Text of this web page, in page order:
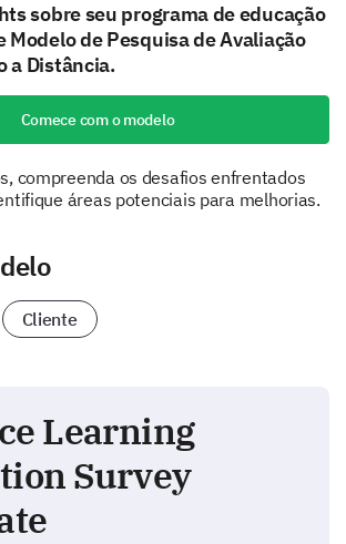
sobre seu programa de educação
Modelo de Pesquisa de Avaliação
a Distância.
Comece com o modelo
compreenda os desafios enfrentados
áreas potenciais para melhorias.
Cliente
Learning
Survey